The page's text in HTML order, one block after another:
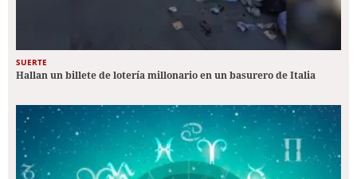
SUERTE
Hallan un billete de lotería millonario en un basurero de Italia